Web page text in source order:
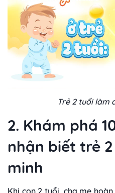
Trẻ 2 tuổi làm
2. Khám phá
nhận biết trẻ
minh